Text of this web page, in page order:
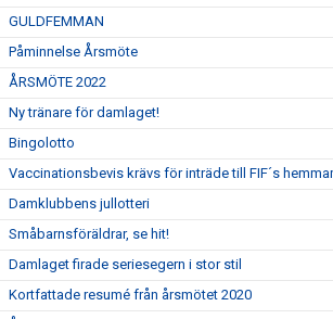
GULDFEMMAN
Påminnelse Årsmöte
ÅRSMÖTE 2022
Ny tränare för damlaget!
Bingolotto
Vaccinationsbevis krävs för inträde till FIF´s
Damklubbens jullotteri
Småbarnsföräldrar, se hit!
Damlaget firade seriesegern i stor stil
Kortfattade resumé från årsmötet 2020